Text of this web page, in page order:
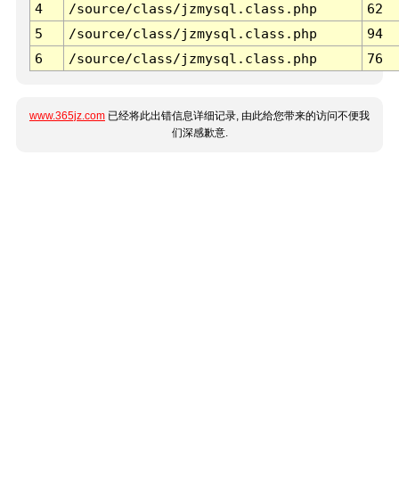
4
/source/class/jzmysql.class.php
62
5
/source/class/jzmysql.class.php
94
6
/source/class/jzmysql.class.php 76
www.365jz.com 已经将此出错信息详细记录, 由此给您带来的访问不便我
们深感歉意.